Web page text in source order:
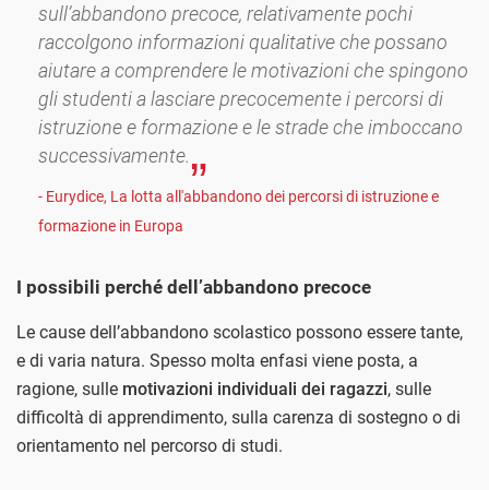
sull’abbandono precoce, relativamente pochi
raccolgono informazioni qualitative che possano
aiutare a comprendere le motivazioni che spingono
gli studenti a lasciare precocemente i percorsi di
istruzione e formazione e le strade che imboccano
successivamente.
- Eurydice, La lotta all'abbandono dei percorsi di istruzione e
formazione in Europa
I possibili perché dell’abbandono precoce
Le cause dell’abbandono scolastico possono essere tante,
e di varia natura. Spesso molta enfasi viene posta, a
ragione, sulle motivazioni individuali dei ragazzi, sulle
difficoltà di apprendimento, sulla carenza di sostegno o di
orientamento nel percorso di studi.